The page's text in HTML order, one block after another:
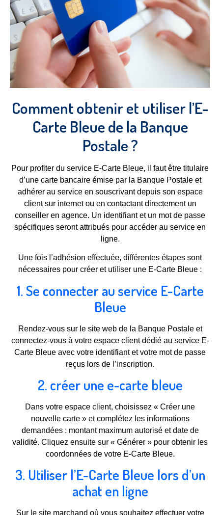
Comment obtenir et utiliser l’E-
Carte Bleue de la Banque
Postale ?
Pour profiter du service E-Carte Bleue, il faut être titulaire
d’une carte bancaire émise par la Banque Postale et
adhérer au service en souscrivant depuis son espace
client sur internet ou en contactant directement un
conseiller en agence. Un identifiant et un mot de passe
spécifiques seront attribués pour accéder au service en
ligne.
Une fois l’adhésion effectuée, différentes étapes sont
nécessaires pour créer et utiliser une E-Carte Bleue :
1. Se connecter au service E-Carte
Bleue
Rendez-vous sur le site web de la Banque Postale et
connectez-vous à votre espace client dédié au service E-
Carte Bleue avec votre identifiant et votre mot de passe
reçus lors de l’inscription.
2. créer une e-carte bleue
Dans votre espace client, choisissez « Créer une
nouvelle carte » et complétez les informations
demandées : montant maximum autorisé et date de
validité. Cliquez ensuite sur « Générer » pour obtenir les
coordonnées de votre E-Carte Bleue.
3. Utiliser l’E-Carte Bleue lors d’un
achat en ligne
Sur le site marchand où vous souhaitez effectuer votre